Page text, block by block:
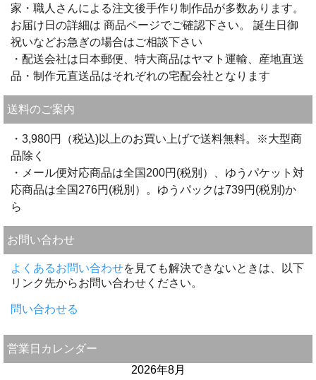
家・職人さんによる注文後手作り制作品が多数あります。
お届け日の詳細は 商品ページでご確認下さい。 誕生日御
祝いなどお急ぎの場合はご相談下さい
・配送会社は日本郵便、特大商品はヤマト運輸、産地直送
品・制作元直送品はそれぞれの宅配会社となります
送料のご案内
・3,980円（税込)以上のお買い上げで送料無料。※大型商
品除く
・メール便対応商品は全国200円(税別）、ゆうパケット対
応商品は全国276円(税別）。ゆうパックは739円(税別)か
ら
お問い合わせ
よくあるお問い合わせを見ても解決できないときは、以下
リンク先からお問い合わせください。
問い合わせる
営業日カレンダー
2026年8月